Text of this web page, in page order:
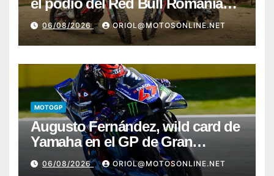
el podio del Red Bull Romaniacs
2026 con Pol Tarrés
06/08/2026 ORIOL@MOTOSONLINE.NET
MOTOGP
Augusto Fernández, wild card de
Yamaha en el GP de Gran
Bretaña
06/08/2026 ORIOL@MOTOSONLINE.NET